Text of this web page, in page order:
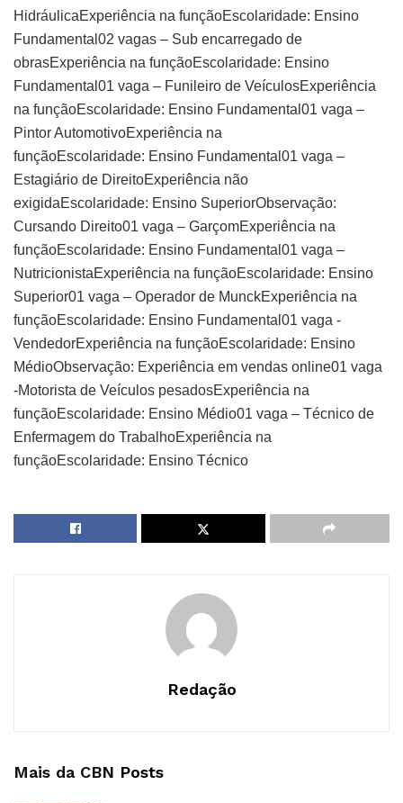
HidráulicaExperiência na funçãoEscolaridade: Ensino
Fundamental02 vagas – Sub encarregado de
obrasExperiência na funçãoEscolaridade: Ensino
Fundamental01 vaga – Funileiro de VeículosExperiência
na funçãoEscolaridade: Ensino Fundamental01 vaga –
Pintor AutomotivoExperiência na
funçãoEscolaridade: Ensino Fundamental01 vaga –
Estagiário de DireitoExperiência não
exigidaEscolaridade: Ensino SuperiorObservação:
Cursando Direito01 vaga – GarçomExperiência na
funçãoEscolaridade: Ensino Fundamental01 vaga –
NutricionistaExperiência na funçãoEscolaridade: Ensino
Superior01 vaga – Operador de MunckExperiência na
funçãoEscolaridade: Ensino Fundamental01 vaga -
VendedorExperiência na funçãoEscolaridade: Ensino
MédioObservação: Experiência em vendas online01 vaga
-Motorista de Veículos pesadosExperiência na
funçãoEscolaridade: Ensino Médio01 vaga – Técnico de
Enfermagem do TrabalhoExperiência na
funçãoEscolaridade: Ensino Técnico
Redação
Mais da CBN Posts